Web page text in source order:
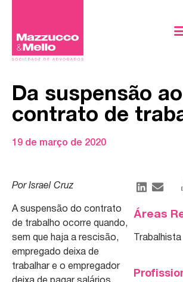
Da suspensão ao
contrato de
19 de março de 2020
Por Israel Cruz
A suspensão do contrato
de trabalho ocorre quando,
sem que haja a rescisão,
empregado deixa de
trabalhar e o empregador
Áreas
Trabalhista